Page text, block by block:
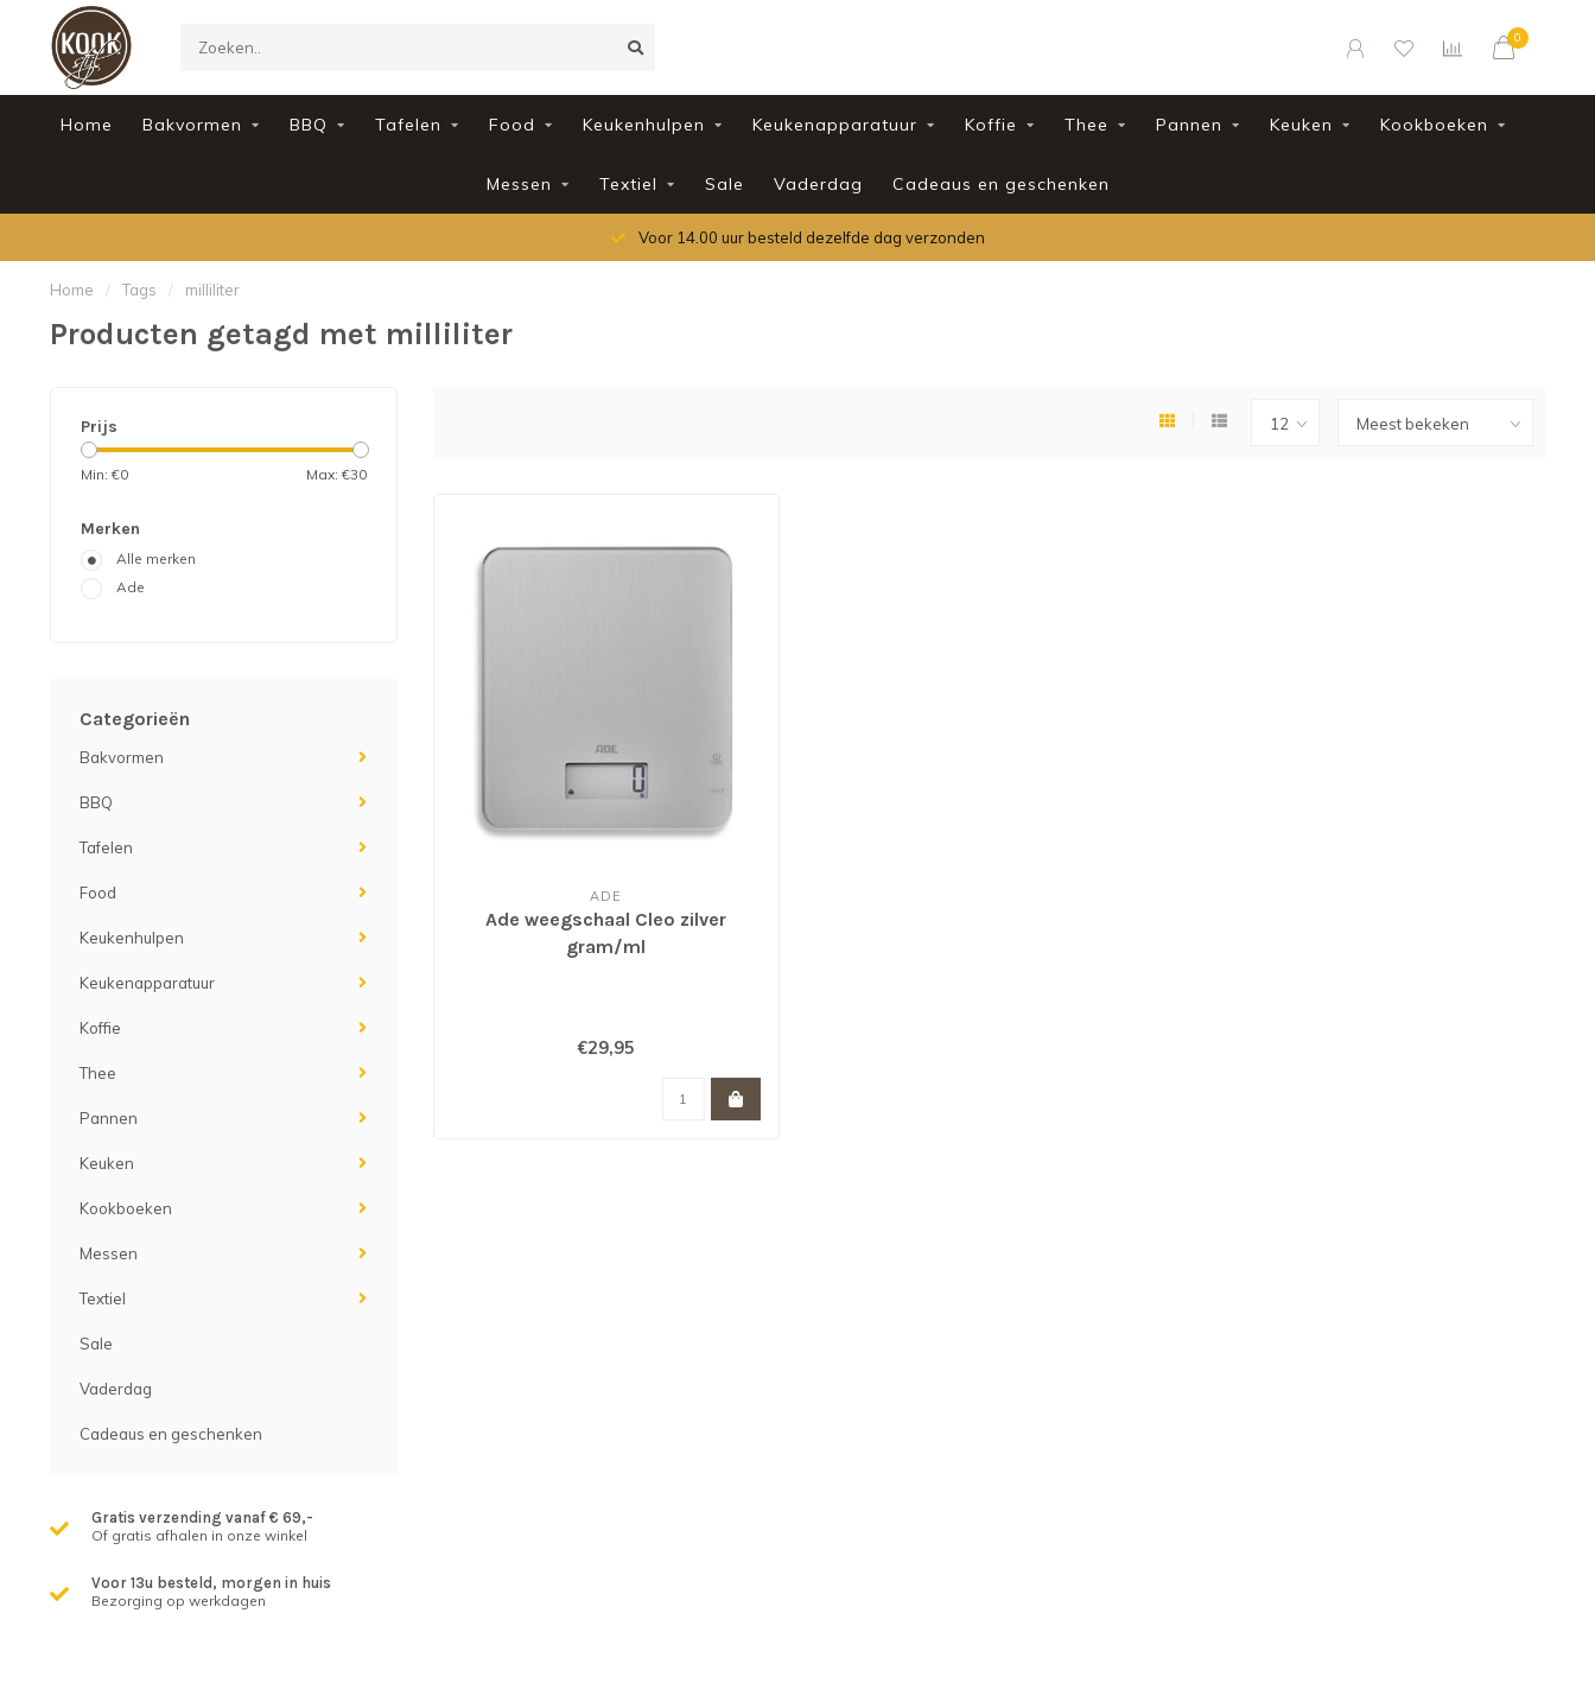
0
Home Bakvormen BBQ Tafelen Food Keukenhulpen Keukenapparatuur Koffie Thee Pannen Keuken Kookboeken
Messen Textiel Sale Vaderdag Cadeaus en geschenken
Voor 14.00 uur besteld dezelfde dag verzonden
Home / Tags / milliliter
Producten getagd met milliliter
Prijs
Min: €0 Max: €30
Merken
Alle merken
Ade
Categorieën
Bakvormen
BBQ
Tafelen
Food
Keukenhulpen
Keukenapparatuur
Koffie
Thee
Pannen
Keuken
Kookboeken
Messen
Textiel
Sale
Vaderdag
Cadeaus en geschenken
Gratis verzending vanaf € 69,-
Of gratis afhalen in onze winkel
Voor 13u besteld, morgen in huis
Bezorging op werkdagen
ADE
Ade weegschaal Cleo zilver
gram/ml
€29,95